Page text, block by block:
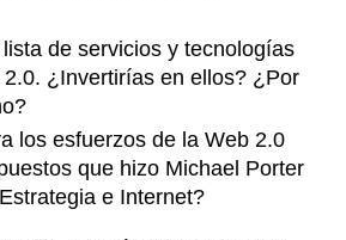
de servicios y tecnologías
¿Invertirías en ellos? ¿Por
los esfuerzos de la Web 2.0
que hizo Michael Porter
e Internet?